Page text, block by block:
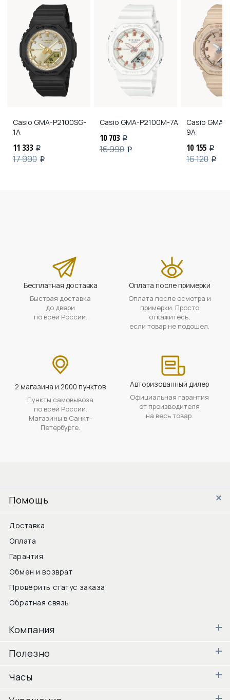
Casio GMA-P2100SG-
1A
11 333 i
17 990 i
Casio GMA-P2100M-7A
10 703 i
16 990 i
Casio GMA-
9A
10 155 i
16 120 i
Бесплатная доставка
Быстрая доставка
до двери
по всей России.
Оплата после примерки
Оплата после осмотра и
примерки. Просто
откажитесь,
если товар не подошел.
2 магазина и 2000 пунктов
Пункты самовывоза
по всей России.
Магазины в Санкт-
Петербурге.
Авторизованный дилер
Официальная гарантия
от производителя
на весь товар.
Помощь
Доставка
Оплата
Гарантия
Обмен и возврат
Проверить статус заказа
Обратная связь
Компания
Полезно
Часы